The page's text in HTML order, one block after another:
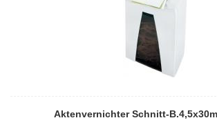
Aktenvernichter Schnitt-